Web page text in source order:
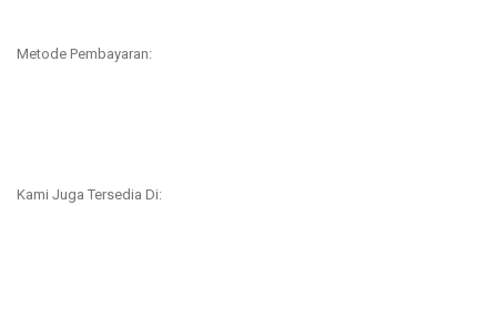
Metode Pembayaran:
Kami Juga Tersedia Di: